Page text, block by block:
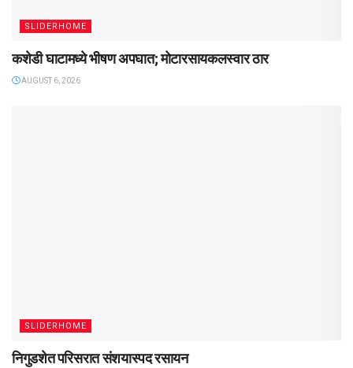
SLIDERHOME
कशेडी घाटामध्ये भीषण अपघात; मोटारसायकलस्वार ठार
AUGUST 6, 2026
SLIDERHOME
निगुडशेत परिसरात संशयास्पद रसायन